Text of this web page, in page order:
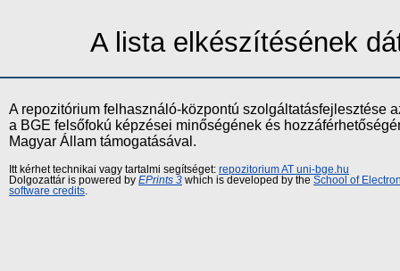
A lista elkészítésének
A repozitórium felhasználó-központú szolgáltatásfejlesztése
a BGE felsőfokú képzései minőségének és
Magyar Állam támogatásával.
Itt kérhet technikai vagy tartalmi segítséget: repozitorium AT uni-bge.hu
Dolgozattár is powered by EPrints 3 which is developed by the School of
software credits